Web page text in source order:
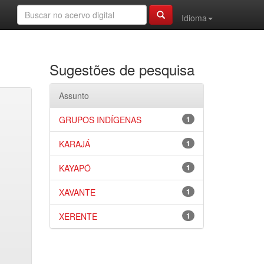
Idioma
Sugestões de pesquisa
Assunto
1
GRUPOS INDÍGENAS
1
KARAJÁ
1
KAYAPÓ
1
XAVANTE
1
XERENTE